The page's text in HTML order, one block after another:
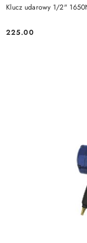
Klucz udarowy 1/2"
Cena:
225.00